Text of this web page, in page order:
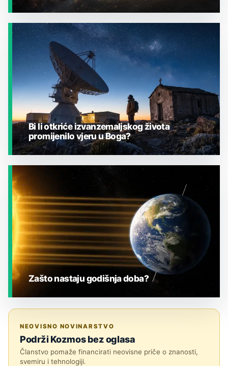
JESTE LI ZNALI?
JESTE LI ZNALI?
Bi li otkriće izvanzemaljskog života
promijenilo vjeru u Boga?
Zašto nastaju godišnja doba?
NEOVISNO NOVINARSTVO
Podrži Kozmos bez oglasa
Članstvo pomaže financirati neovisne priče o znanosti,
svemiru i tehnologiji.